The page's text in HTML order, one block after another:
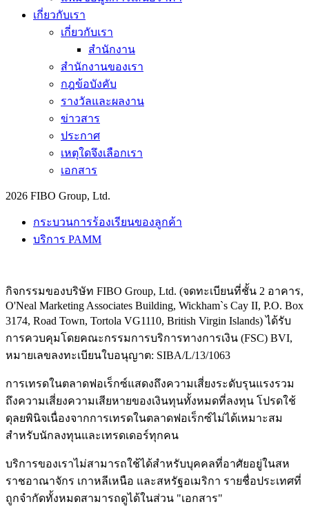
เกี่ยวกับเรา
เกี่ยวกับเรา
สำนักงาน
สำนักงานของเรา
กฎข้อบังคับ
รางวัลและผลงาน
ข่าวสาร
ประกาศ
เหตุใดจึงเลือกเรา
เอกสาร
2026 FIBO Group, Ltd.
กระบวนการร้องเรียนของลูกค้า
บริการ PAMM
กิจกรรมของบริษัท FIBO Group, Ltd. (จดทะเบียนที่ชั้น 2 อาคาร,
O'Neal Marketing Associates Building, Wickham`s Cay II, P.O. Box
3174, Road Town, Tortola VG1110, British Virgin Islands) ได้รับ
การควบคุมโดยคณะกรรมการบริการทางการเงิน (FSC) BVI,
หมายเลขลงทะเบียนใบอนุญาต: SIBA/L/13/1063
การเทรดในตลาดฟอเร็กซ์แสดงถึงความเสี่ยงระดับรุนแรงรวม
ถึงความเสี่ยงความเสียหายของเงินทุนทั้งหมดที่ลงทุน โปรดใช้
ดุลยพินิจเนื่องจากการเทรดในตลาดฟอเร็กซ์ไม่ได้เหมาะสม
สำหรับนักลงทุนและเทรดเดอร์ทุกคน
บริการของเราไม่สามารถใช้ได้สำหรับบุคคลที่อาศัยอยู่ในสห
ราชอาณาจักร เกาหลีเหนือ และสหรัฐอเมริกา รายชื่อประเทศที่
ถูกจำกัดทั้งหมดสามารถดูได้ในส่วน "เอกสาร"